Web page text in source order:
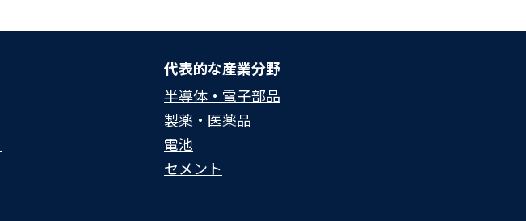
代表的な産業分野
半導体・電子部品
製薬・医薬品
電池
セメント